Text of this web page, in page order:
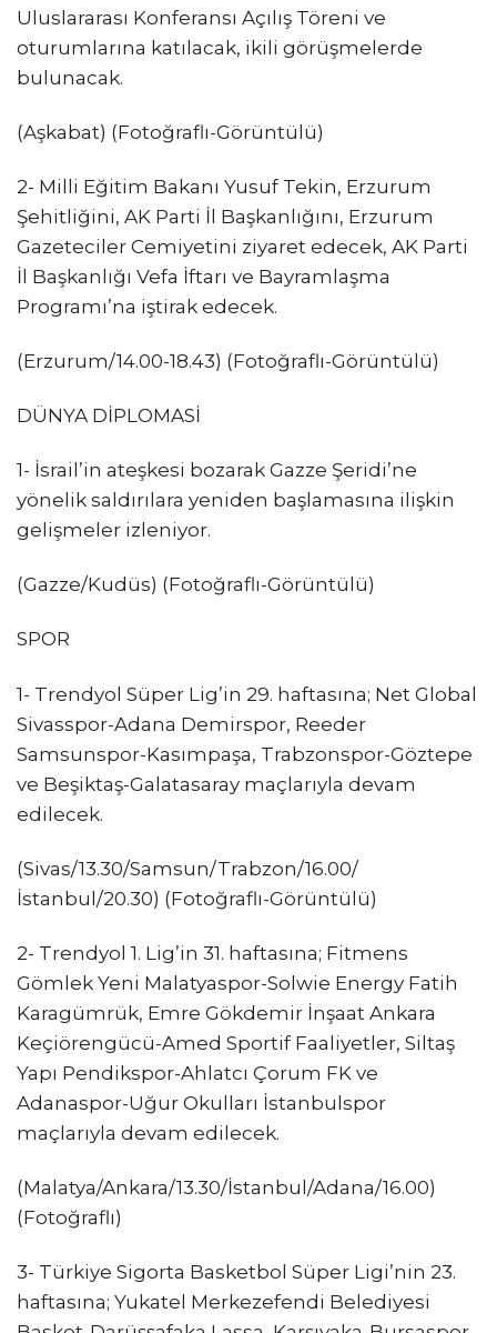
Uluslararası Konferansı Açılış Töreni ve
oturumlarına katılacak, ikili görüşmelerde
bulunacak.
(Aşkabat) (Fotoğraflı-Görüntülü)
2- Milli Eğitim Bakanı Yusuf Tekin, Erzurum
Şehitliğini, AK Parti İl Başkanlığını, Erzurum
Gazeteciler Cemiyetini ziyaret edecek, AK Parti
İl Başkanlığı Vefa İftarı ve Bayramlaşma
Programı’na iştirak edecek.
(Erzurum/14.00-18.43) (Fotoğraflı-Görüntülü)
DÜNYA DİPLOMASİ
1- İsrail’in ateşkesi bozarak Gazze Şeridi’ne
yönelik saldırılara yeniden başlamasına ilişkin
gelişmeler izleniyor.
(Gazze/Kudüs) (Fotoğraflı-Görüntülü)
SPOR
1- Trendyol Süper Lig’in 29. haftasına; Net Global
Sivasspor-Adana Demirspor, Reeder
Samsunspor-Kasımpaşa, Trabzonspor-Göztepe
ve Beşiktaş-Galatasaray maçlarıyla devam
edilecek.
(Sivas/13.30/Samsun/Trabzon/16.00/
İstanbul/20.30) (Fotoğraflı-Görüntülü)
2- Trendyol 1. Lig’in 31. haftasına; Fitmens
Gömlek Yeni Malatyaspor-Solwie Energy Fatih
Karagümrük, Emre Gökdemir İnşaat Ankara
Keçiörengücü-Amed Sportif Faaliyetler, Siltaş
Yapı Pendikspor-Ahlatcı Çorum FK ve
Adanaspor-Uğur Okulları İstanbulspor
maçlarıyla devam edilecek.
(Malatya/Ankara/13.30/İstanbul/Adana/16.00)
(Fotoğraflı)
3- Türkiye Sigorta Basketbol Süper Ligi’nin 23.
haftasına; Yukatel Merkezefendi Belediyesi